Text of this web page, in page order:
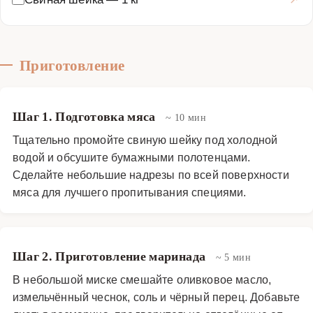
Приготовление
Шаг 1. Подготовка мяса ~ 10 мин
Тщательно промойте свиную шейку под холодной
водой и обсушите бумажными полотенцами.
Сделайте небольшие надрезы по всей поверхности
мяса для лучшего пропитывания специями.
Шаг 2. Приготовление маринада ~ 5 мин
В небольшой миске смешайте оливковое масло,
измельчённый чеснок, соль и чёрный перец. Добавьте